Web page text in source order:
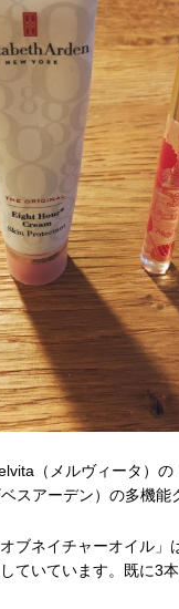
（メルヴィータ）
スアーデン）の多機能
ブネイチャーオイル
ていています。既に3本